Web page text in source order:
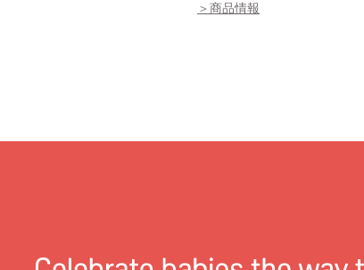
＞商品情報